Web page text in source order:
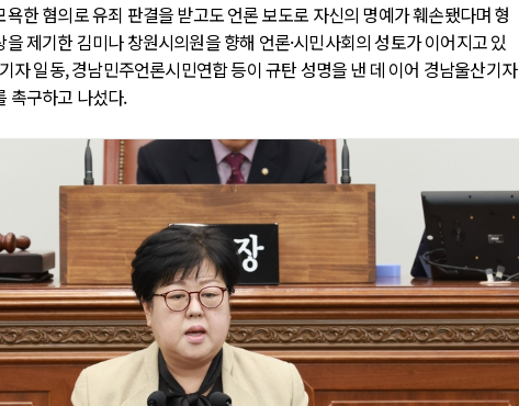
한 혐의로 유죄 판결을 받고도 언론 보도로 자신의 명예가 훼손됐다며 형
제기한 김미나 창원시의원을 향해 언론·시민사회의 성토가 이어지고 있
자 일동, 경남민주언론시민연합 등이 규탄 성명을 낸 데 이어 경남울산기자
촉구하고 나섰다.